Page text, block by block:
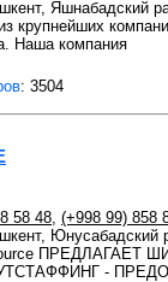
Яшнабадский
крупнейших
Наша компания
: 3504
58 48, (+998 99) 858
-